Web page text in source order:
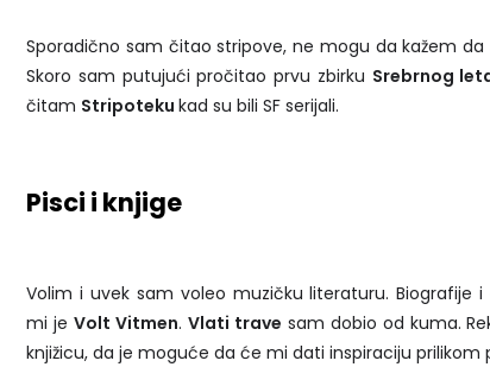
Sporadično sam čitao stripove, ne mogu da kažem
Skoro sam putujući pročitao prvu zbirku Srebrnog
čitam Stripoteku kad su bili SF serijali.
Pisci i knjige
Volim i uvek sam voleo muzičku literaturu. Biografije i
mi je Volt Vitmen. Vlati trave sam dobio od kuma.
knjižicu, da je moguće da će mi dati inspiraciju prilikom